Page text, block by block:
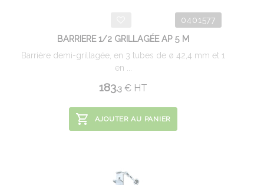
0401577
BARRIERE 1/2 GRILLAGÉE AP 5 M
Barrière demi-grillagée, en 3 tubes de ø 42,4 mm et 1
en ...
183.3 € HT
AJOUTER AU PANIER